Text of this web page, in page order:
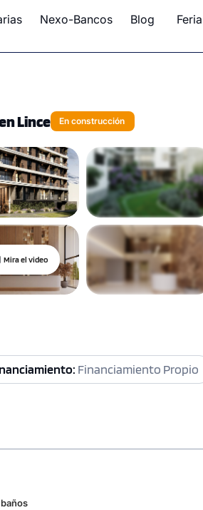
Nexo-Bancos Blog Feria
Lince En construcción
Mira el video
Financiamiento Propio
baños